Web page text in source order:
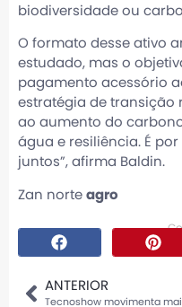
biodiversidade ou
O formato desse ativo
estudado, mas o
pagamento acessório
estratégia de transição
ao aumento do
água e resiliência. É
juntos”, afirma Baldin.
Zan norte agro
ANTERIOR